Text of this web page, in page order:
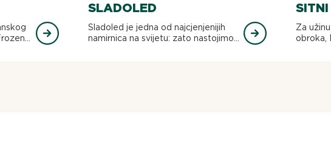
SLADOLED
Sladoled je jedna od najcjenjenijih
namirnica na svijetu: zato nastojimo...
Za
obroka,